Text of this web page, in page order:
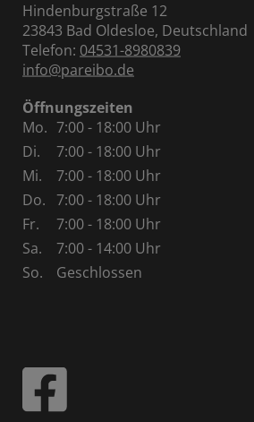
Hindenburgstraße 12
23843 Bad Oldesloe, Deutschland
Telefon: 04531-8980839
info@pareibo.de
Öffnungszeiten
Mo. 7:00 - 18:00 Uhr
Di.
7:00 - 18:00 Uhr
Mi.
7:00 - 18:00 Uhr
Do. 7:00 - 18:00 Uhr
Fr.
7:00 - 18:00 Uhr
Sa.
7:00 - 14:00 Uhr
So.
Geschlossen